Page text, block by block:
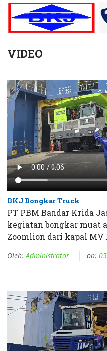
VIDEO
BKJ Bongkar Truck
PT PBM Bandar Krida
kegiatan bongkar muat
Zoomlion dari kapal MV
Oleh:Administrator on: